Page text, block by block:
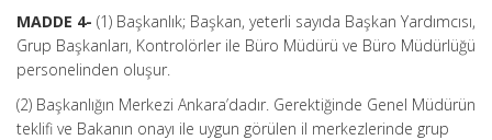
MADDE 4- (1) Başkanlık; Başkan, yeterli sayıda Başkan Yardımcısı,
Grup Başkanları, Kontrolörler ile Büro Müdürü ve Büro Müdürlüğü
personelinden oluşur.
(2) Başkanlığın Merkezi Ankara’dadır. Gerektiğinde Genel Müdürün
teklifi ve Bakanın onayı ile uygun görülen il merkezlerinde grup